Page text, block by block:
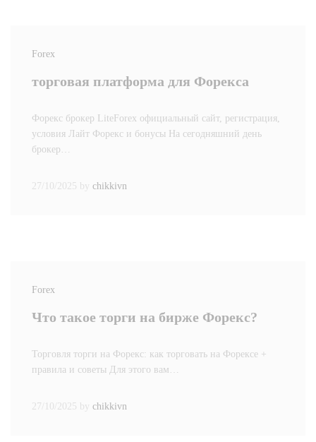
Forex
торговая платформа для Форекса
Форекс брокер LiteForex официальный сайт, регистрация,
условия Лайт Форекс и бонусы На сегодняшний день
брокер…
27/10/2025 by chikkivn
Forex
Что такое торги на бирже Форекс?
Торговля торги на Форекс: как торговать на Форексе +
правила и советы Для этого вам…
27/10/2025 by chikkivn